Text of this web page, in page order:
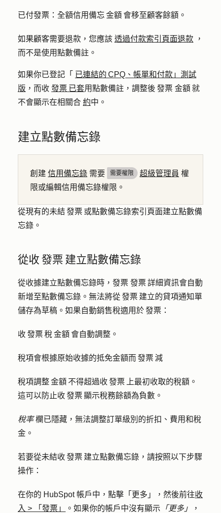
已付發票： 全額信用備忘 金額 會移至顧客餘額。
如果顧客需要退款，您應該 透過付款索引頁面退款 ，
而不是使用點數備註。
如果你已登記「 已連結的 CPQ、帳單和付款」測試
版 ，而收 發票 已套用點數備註，調整後 發票 金額 就
不會顯示在相關合 約中。
建立點數備忘錄
創建 信用備忘錄 需要 需要權限 超級管理員 權
限或編輯信用備忘錄權限。
從現有的未結 發票 或點數備忘錄索引頁面建立點數備
忘錄。
從收 發票 建立點數備忘錄
從收據建立點數備忘錄時，發票 發票 詳細資訊會自動
新增至點數備忘錄。無法將從 發票 建立的貸項通知單
儲存為草稿。如果自動銷售稅適用於 發票：
收 發票 稅 金額 會自動調整。
稅項會根據原始收據的抵免金額而 發票 減
稅項調整 金額 不得超過收 發票 上最初收取的稅額。
這可以防止收 發票 顯示稅務餘額為負數。
稅率欄已隱藏，無法調整訂單級別的折扣、費用和稅
金。
若要從未結收 發票 建立點數備忘錄，請按照以下步驟
操作：
在你的 HubSpot 帳戶中，點擊 「更多」 ，然後前往收
入 > 「發票」 。如果你的帳戶中沒有顯示 「更多」
，